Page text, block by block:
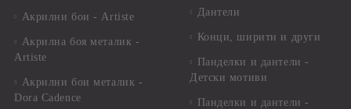
Акрилни бои - Artiste
Акрилна боя металик -
Artiste
Акрилни бои металик -
Dora Cadence
Дантели
Конци, ширити и други
Панделки и дантели -
Детски мотиви
Панделки и дантели -